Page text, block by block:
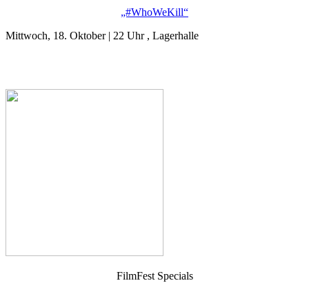
„#WhoWeKill“
Mittwoch, 18. Oktober | 22 Uhr , Lagerhalle
FilmFest Specials